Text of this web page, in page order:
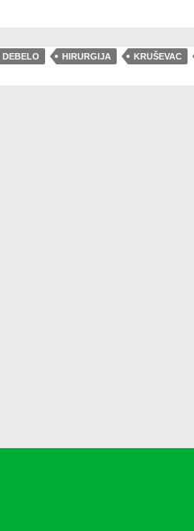
DEBELO HIRURGIJA KRUŠEVAC